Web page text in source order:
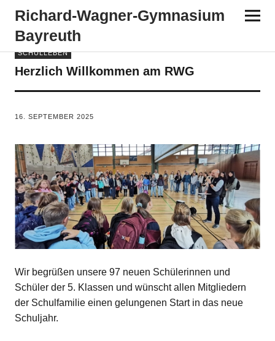
Richard-​​Wagner-​​Gymnasium
Bayreuth
SCHULLEBEN
Herzlich Willkommen am RWG
16. SEPTEMBER 2025
Wir begrüßen unsere 97 neuen Schülerinnen und
Schüler der 5. Klassen und wünscht allen Mitgliedern
der Schulfamilie einen gelungenen Start in das neue
Schuljahr.